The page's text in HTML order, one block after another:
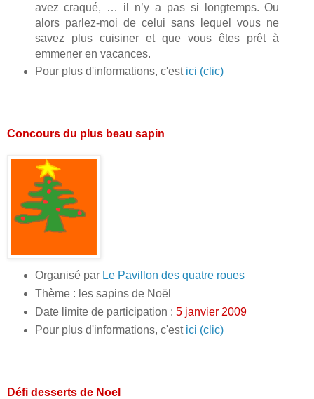
avez craqué, … il n’y a pas si longtemps. Ou
alors parlez-moi de celui sans lequel vous ne
savez plus cuisiner et que vous êtes prêt à
emmener en vacances.
Pour plus d'informations, c'est ici (clic)
Concours du plus beau sapin
Organisé par Le Pavillon des quatre roues
Thème : les sapins de Noël
Date limite de participation : 5 janvier 2009
Pour plus d'informations, c'est ici (clic)
Défi desserts de Noel